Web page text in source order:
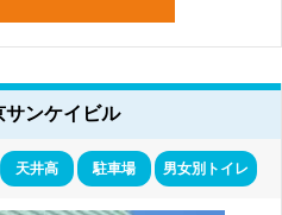
サンケイビル
天井高 駐車場 男女別トイレ